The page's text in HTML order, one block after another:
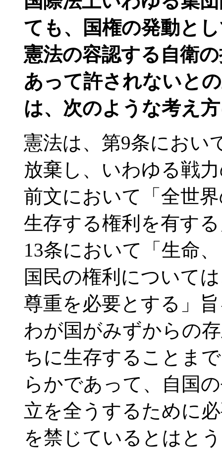
ても、国権の発動と
憲法の容認する自衛
あって許されないと
は、次のような考え
憲法は、第9条におい
放棄し、いわゆる戦
前文において「全世
生存する権利を有す
13条において「生命
国民の権利について
尊重を必要とする」
わが国がみずからの
ちに生存することま
らかであって、自国
立を全うするために
を禁じているとはと